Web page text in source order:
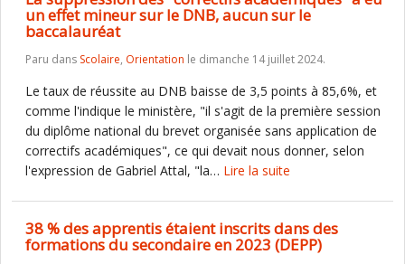
un effet mineur sur le DNB, aucun sur le
baccalauréat
Paru dans Scolaire, Orientation le dimanche 14 juillet 2024.
Le taux de réussite au DNB baisse de 3,5 points à 85,6%, et
comme l'indique le ministère, "il s'agit de la première session
du diplôme national du brevet organisée sans application de
correctifs académiques", ce qui devait nous donner, selon
l'expression de Gabriel Attal, "la… Lire la suite
38 % des apprentis étaient inscrits dans des
formations du secondaire en 2023 (DEPP)